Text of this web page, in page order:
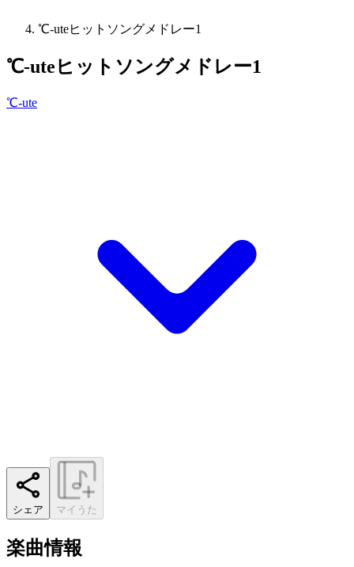
℃-uteヒットソングメドレー1
℃-uteヒットソングメドレー1
℃-ute
シェア マイうた
楽曲情報